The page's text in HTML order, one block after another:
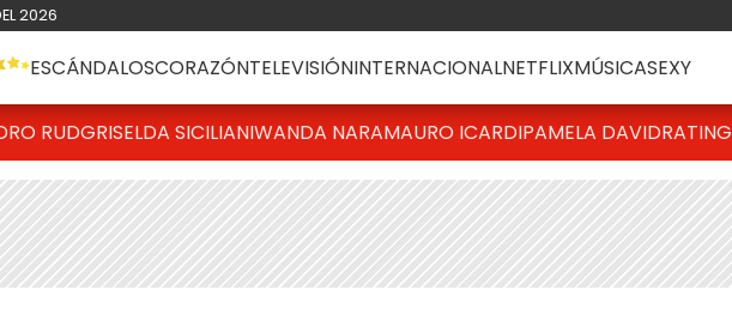
2026
ESCÁNDALOSCORAZÓNTELEVISIÓNINTERNACIONALNETFLIXMÚSICASEXY
RUDGRISELDA SICILIANIWANDA NARAMAURO ICARDIPAMELA DAVIDRATING